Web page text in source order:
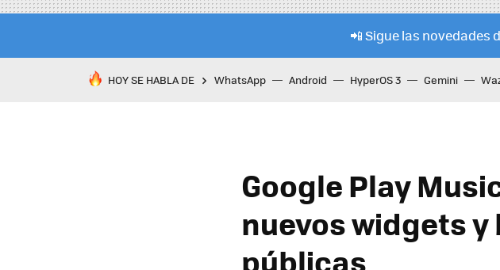
📲 Sigue las novedades
HOY SE HABLA DE WhatsApp Android HyperOS 3 Gemini
Google Play
nuevos widgets
públicas